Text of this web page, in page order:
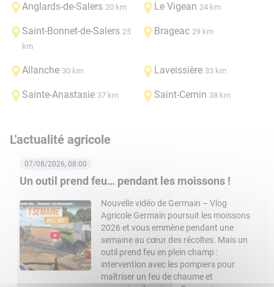
Anglards-de-Salers 20 km Le Vigean 24 km
Saint-Bonnet-de-Salers 25
km
Brageac 29 km
Allanche 30 km Laveissière 33 km
Sainte-Anastasie 37 km Saint-Cernin 38 km
L'actualité agricole
Un outil prend feu… pendant les moissons !
07/08/2026, 08:00
Nouvelle vidéo de Germain – Vlog
Agricole Germain poursuit les moissons
2026 et vous emmène pendant une
semaine au cœur des récoltes. Mais un
outil prend feu en plein champ :
intervention avec les pompiers pour
maîtriser un feu de chaume et